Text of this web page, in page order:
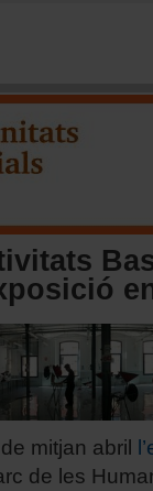
i les
mitjan abril
de les